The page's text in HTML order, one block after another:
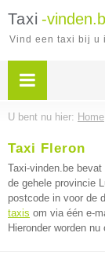
Taxi -
Vind een taxi bij u
U bent nu hier: Home
Taxi Fleron
Taxi-vinden.be
de gehele provincie
postcode in voor de
taxis om via één e-
Hieronder worden